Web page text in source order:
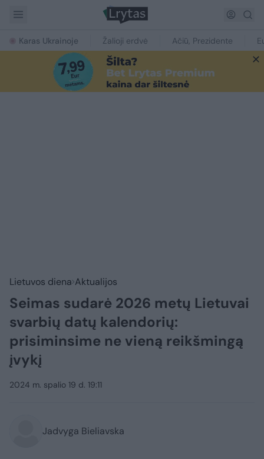
Karas Ukrainoje Žalioji erdvė Ačiū, Prezidente
Lietuvos diena Aktualijos
Seimas sudarė 2026 metų Lietuvai
svarbių datų kalendorių:
prisiminsime ne vieną reikšmingą
įvykį
2024 m. spalio 19 d. 19:11
Jadvyga Bieliavska